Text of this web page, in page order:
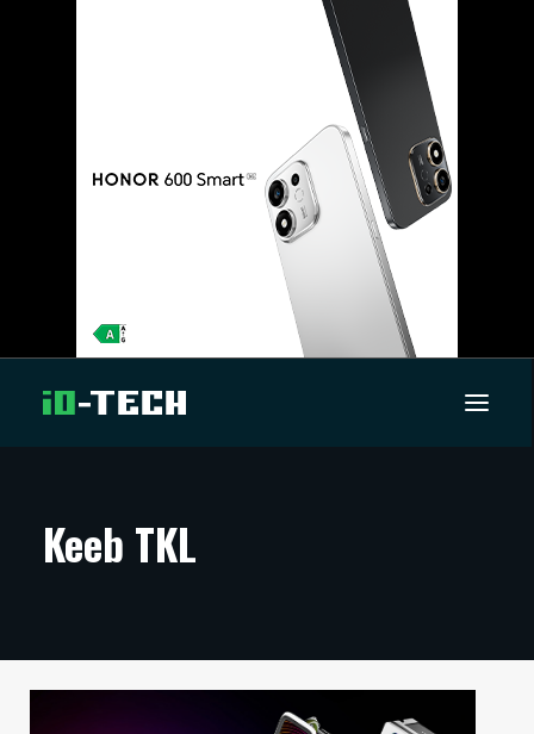
ARTIKKELIT
TECHBBS
Keeb TKL